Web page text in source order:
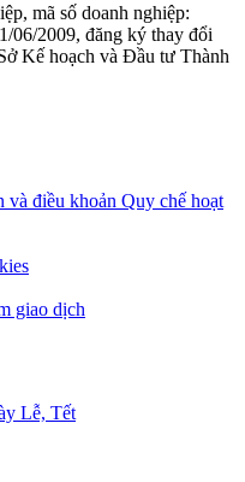
mã số doanh nghiệp:
06/2009, đăng ký thay đổi
Kế hoạch và Đầu tư Thành
và điều khoản Quy chế hoạt
giao dịch
Lễ, Tết